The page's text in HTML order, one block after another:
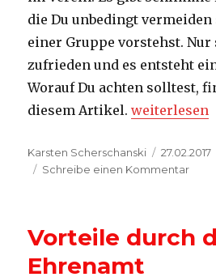
die Du unbedingt
einer Gruppe vorstehst. Nur
zufrieden und es entsteht
Worauf Du achten solltest,
diesem Artikel.weiterlesen
Autor
Karsten Scherschanski
am
27.02.2017
Schreibe einen Kommentarzu
Vorteile durch
Ehrenamt